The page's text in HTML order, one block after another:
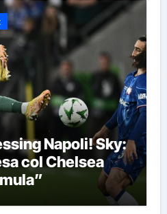
Napoli! Sky:
col Chelsea